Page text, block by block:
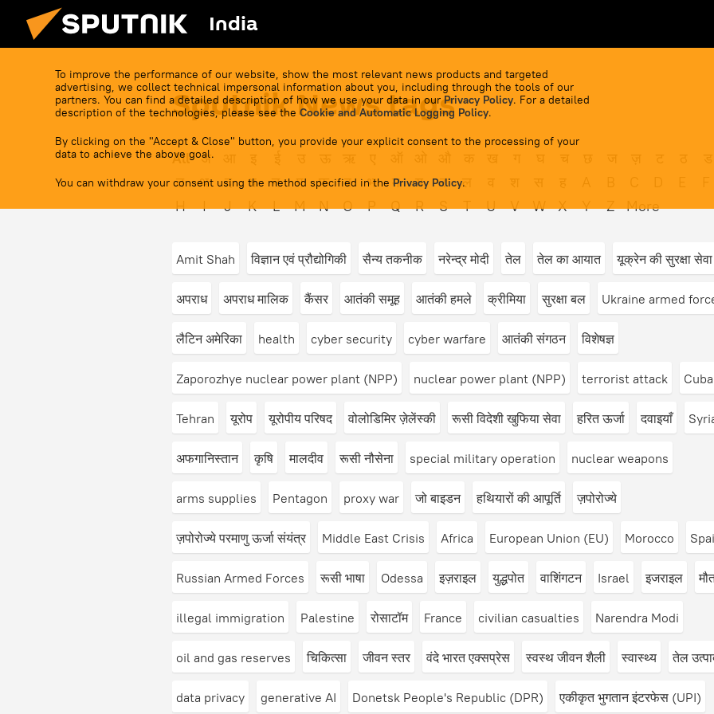
India
To improve the performance of our website, show the most relevant news products and targeted
advertising, we collect technical impersonal information about you, including through the tools of our
partners. You can find a detailed description of how we use your data in ourPrivacy Policy. For a detailed
description of the technologies, please see the Cookie and Automatic Logging Policy.
By clicking on the "Accept & Close" button, you provide your explicit consent to the processing of your
data to achieve the above goal.
You can withdraw your consent using the method specified in the Privacy Policy.
Sputnik News tags
All अ
त
थ द ध न प फ ब भ म य र ल
H
I J K L M N O P Q R S T U V W X Y Z More
Amit Shah विज्ञान एवं प्रौद्योगिकी सैन्य तकनीक नरेन्द्र मोदी तेल तेल का आयात यूक्रेन की सुरक्षा
अपराध अपराध मालिक कैंसर आतंकी समूह आतंकी हमले क्रीमिया सुरक्षा बल Ukraine armed
लैटिन अमेरिका health cyber security cyber warfare आतंकी संगठन विशेषज्ञ
Zaporozhye nuclear power plant (NPP) nuclear power plant (NPP) terrorist attack Cuba
Tehran यूरोप यूरोपीय परिषद वोलोडिमिर ज़ेलेंस्की रूसी विदेशी खुफिया सेवा हरित ऊर्जा दवाइयाँ
अफगानिस्तान कृषि मालदीव रूसी नौसेना special military operation nuclear weapons
arms supplies Pentagon proxy war जो बाइडन हथियारों की आपूर्ति ज़पोरोज्ये
ज़पोरोज्ये परमाणु ऊर्जा संयंत्र Middle East Crisis Africa European Union (EU) Morocco
Russian Armed Forces रूसी भाषा Odessa इज़राइल युद्धपोत वाशिंगटन Israel इजराइल
illegal immigration Palestine रोसाटॉम France civilian casualties Narendra Modi
oil and gas reserves ​चिकित्सा जीवन स्तर वंदे भारत एक्सप्रेस स्वस्थ जीवन शैली स्वास्थ्य तेल
data privacy generative AI Donetsk People's Republic (DPR) एकीकृत भुगतान इंटरफेस (UPI)